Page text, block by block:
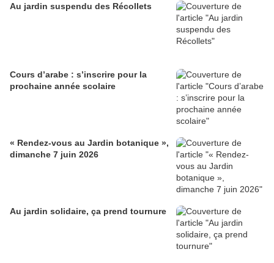
Au jardin suspendu des Récollets
Cours d’arabe : s’inscrire pour la
prochaine année scolaire
« Rendez-vous au Jardin botanique »,
dimanche 7 juin 2026
Au jardin solidaire, ça prend tournure